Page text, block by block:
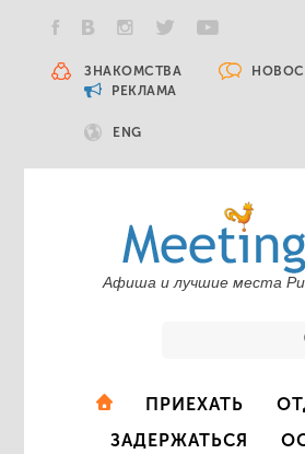
ЗНАКОМСТВА
РЕКЛАМА
ENG
Афиша и лучшие места
ПРИЕХАТЬ
ЗАДЕРЖАТЬСЯ